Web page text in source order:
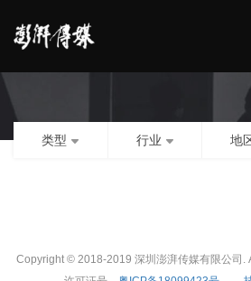
类型 行业 地
Copyright © 2018-2019 深圳澎湃传媒有限公司.